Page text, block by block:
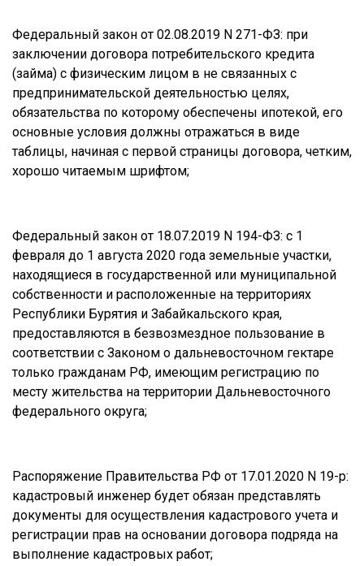
Федеральный закон от 02.08.2019 N 271-ФЗ: при
заключении договора потребительского кредита
(займа) с физическим лицом в не связанных с
предпринимательской деятельностью целях,
обязательства по которому обеспечены ипотекой, его
основные условия должны отражаться в виде
таблицы, начиная с первой страницы договора, четким,
хорошо читаемым шрифтом;
Федеральный закон от 18.07.2019 N 194-ФЗ: с 1
февраля до 1 августа 2020 года земельные участки,
находящиеся в государственной или муниципальной
собственности и расположенные на территориях
Республики Бурятия и Забайкальского края,
предоставляются в безвозмездное пользование в
соответствии с Законом о дальневосточном гектаре
только гражданам РФ, имеющим регистрацию по
месту жительства на территории Дальневосточного
федерального округа;
Распоряжение Правительства РФ от 17.01.2020 N 19-р:
кадастровый инженер будет обязан представлять
документы для осуществления кадастрового учета и
регистрации прав на основании договора подряда на
выполнение кадастровых работ;